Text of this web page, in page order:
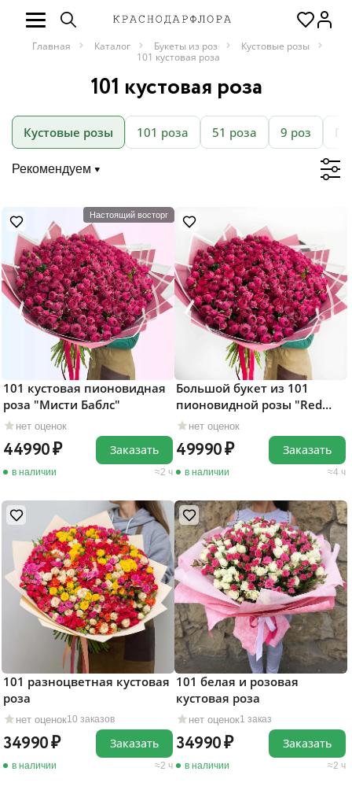
Главная Каталог Букеты из роз
Кустовые розы
101 кустовая роза
101 кустовая роза
Кустовые розы 101 роза 51 роза 9 роз
Рекомендуем
Настоящий восторг
нет оценок
101 кустовая пионовидная
роза "Мисти Баблс"
44990
в наличии 2 ч
Заказать
нет оценок
Большой букет из 101
пионовидной розы "Red
Piano"
49990
в наличии 4 ч
Заказать
нет оценок10 заказов
101 разноцветная кустовая
роза
34990
в наличии 2 ч
Заказать
нет оценок1 заказ
101 белая и розовая
кустовая роза
34990
в наличии 2 ч
Заказать